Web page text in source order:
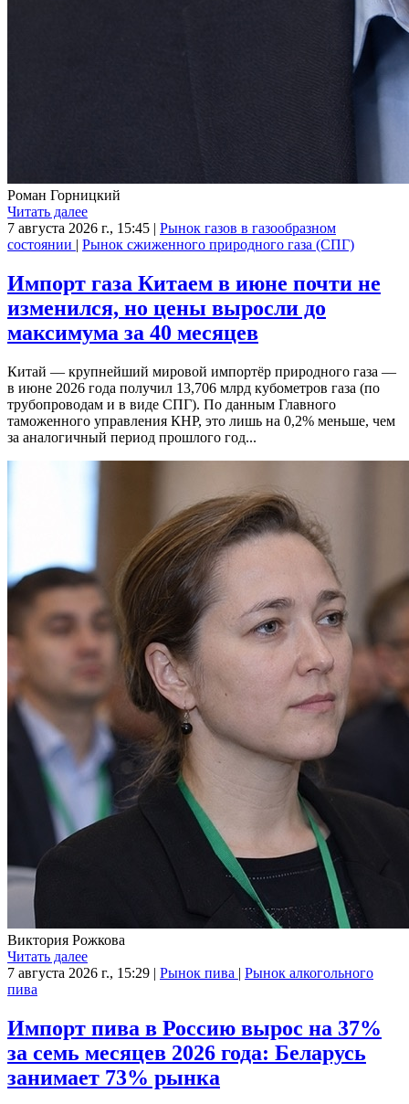
Роман Горницкий
Читать далее
7 августа 2026 г., 15:45 | Рынок газов в газообразном
состоянии | Рынок сжиженного природного газа (СПГ)
Импорт газа Китаем в июне почти не
изменился, но цены выросли до
максимума за 40 месяцев
Китай — крупнейший мировой импортёр природного газа —
в июне 2026 года получил 13,706 млрд кубометров газа (по
трубопроводам и в виде СПГ). По данным Главного
таможенного управления КНР, это лишь на 0,2% меньше, чем
за аналогичный период прошлого год...
Виктория Рожкова
Читать далее
7 августа 2026 г., 15:29 | Рынок пива | Рынок алкогольного
пива
Импорт пива в Россию вырос на 37%
за семь месяцев 2026 года: Беларусь
занимает 73% рынка